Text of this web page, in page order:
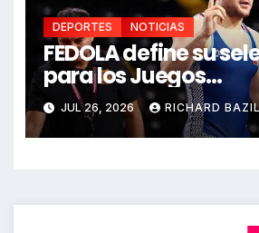
DEPORTES NOTICIAS
FEDOLA define su
para los Juegos
Centroamericanos
Caribe Santo
JUL 26, 2026 RICHARD